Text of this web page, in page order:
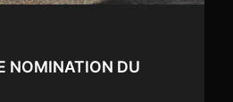
NOMINATION DU